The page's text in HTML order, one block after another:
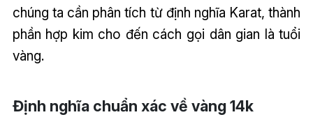
chúng ta cần phân tích từ định nghĩa Karat, thành
phần hợp kim cho đến cách gọi dân gian là tuổi
vàng.
Định nghĩa chuẩn xác về vàng 14k